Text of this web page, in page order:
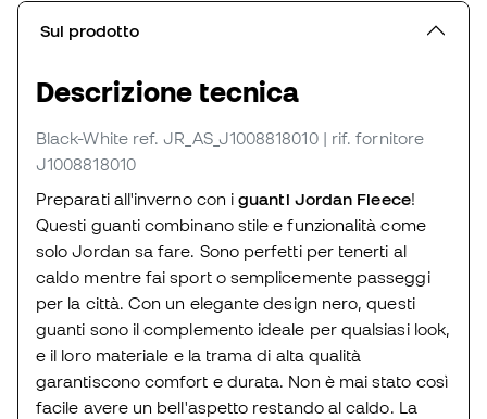
Sul prodotto
Descrizione tecnica
Black-White ref. JR_AS_J1008818010 | rif. fornitore
J1008818010
Preparati all'inverno con iguanti Jordan Fleece!
Questi guanti combinano stile e funzionalità come
solo Jordan sa fare. Sono perfetti per tenerti al
caldo mentre fai sport o semplicemente passeggi
per la città. Con un elegante design nero, questi
guanti sono il complemento ideale per qualsiasi look,
e il loro materiale e la trama di alta qualità
garantiscono comfort e durata. Non è mai stato così
facile avere un bell'aspetto restando al caldo. La